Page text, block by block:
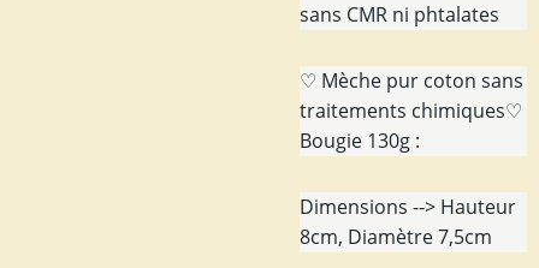
sans CMR ni phtalates
♡ Mèche pur coton sans
traitements chimiques♡
Bougie 130g :
Dimensions --> Hauteur
8cm, Diamètre 7,5cm